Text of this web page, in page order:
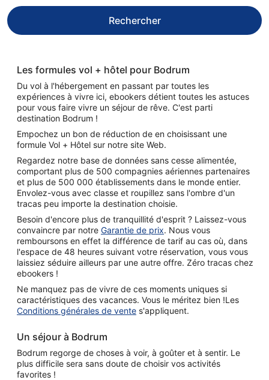
Rechercher
Les formules vol + hôtel pour Bodrum
Du vol à l'hébergement en passant par toutes les
expériences à vivre ici, ebookers détient toutes les astuces
pour vous faire vivre un séjour de rêve. C'est parti
destination Bodrum !
Empochez un bon de réduction de en choisissant une
formule Vol + Hôtel sur notre site Web.
Regardez notre base de données sans cesse alimentée,
comportant plus de 500 compagnies aériennes partenaires
et plus de 500 000 établissements dans le monde entier.
Envolez-vous avec classe et roupillez sans l'ombre d'un
tracas peu importe la destination choisie.
Besoin d'encore plus de tranquillité d'esprit ? Laissez-vous
convaincre par notre Garantie de prix. Nous vous
remboursons en effet la différence de tarif au cas où, dans
l'espace de 48 heures suivant votre réservation, vous vous
laissiez séduire ailleurs par une autre offre. Zéro tracas chez
ebookers !
Ne manquez pas de vivre de ces moments uniques si
caractéristiques des vacances. Vous le méritez bien !Les
Conditions générales de vente s'appliquent.
Un séjour à Bodrum
Bodrum regorge de choses à voir, à goûter et à sentir. Le
plus difficile sera sans doute de choisir vos activités
favorites !